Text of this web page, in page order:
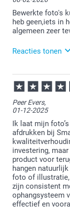
Bewerkte foto's
heb geen,iets in
algemeen zeer
Reacties tonen
09-02-
13:41
Bedankt
tevreden
Peer Evers,
01-12-2025
Ik laat mijn
afdrukken bij
investering,
product voor
hangen
foto of illustratie,
zijn consistent
ophangsysteem
effectief en